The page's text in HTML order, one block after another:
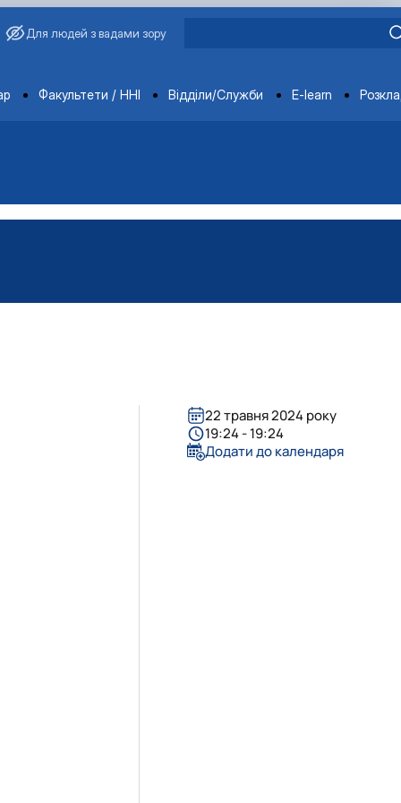
Для людей з вадами зору
Факультети / ННІ Відділи/Служби E-learn
22 травня 2024 року
19:24 - 19:24
Додати до календаря